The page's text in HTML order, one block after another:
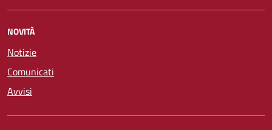
NOVITÀ
Notizie
Comunicati
Avvisi